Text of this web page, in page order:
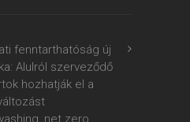
fenntarthatóság új
Alulról szerveződő
hozhatják el a
net zero